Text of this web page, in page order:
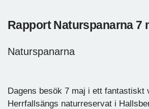
Rapport Naturspanarna 7
Naturspanarna
Dagens besök 7 maj i ett fantastiskt
Herrfallsängs naturreservat i